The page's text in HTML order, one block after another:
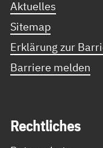
Aktuelles
Sitemap
Erklärung zur
Barriere melden
Recht­li­ches